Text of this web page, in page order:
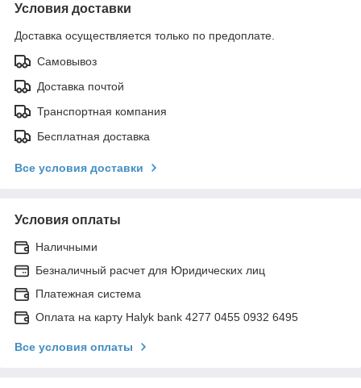
Условия доставки
Доставка осуществляется только по предоплате.
Самовывоз
Доставка почтой
Транспортная компания
Бесплатная доставка
Все условия доставки
Условия оплаты
Наличными
Безналичный расчет для Юридических лиц
Платежная система
Оплата на карту Halyk bank 4277 0455 0932 6495
Все условия оплаты